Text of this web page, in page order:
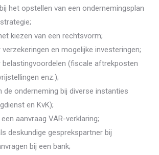
het opstellen van een ondernemingsplan
kiezen van een rechtsvorm;
en mogelijke investeringen;
belastingvoordelen (fiscale aftrekposten
enz.);
de onderneming bij diverse instanties
en KvK);
aanvraag VAR-verklaring;
deskundige gesprekspartner bij
bij een bank;